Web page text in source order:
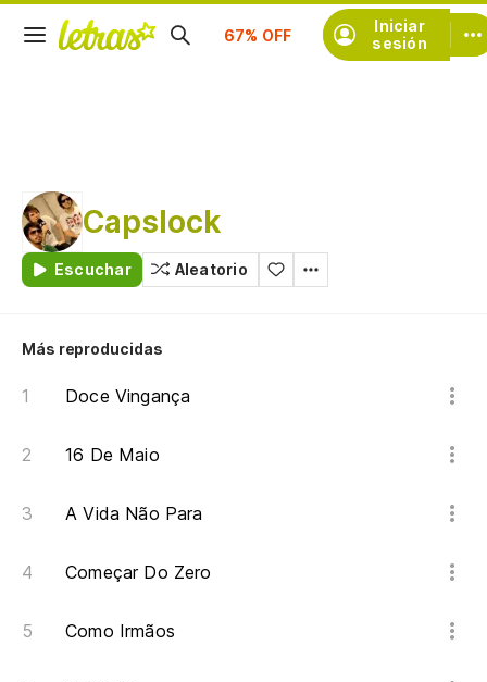
Iniciar
sesión
Suscríbete
Capslock
Escuchar Aleatorio
Más reproducidas
Doce Vingança
16 De Maio
A Vida Não Para
Começar Do Zero
Como Irmãos